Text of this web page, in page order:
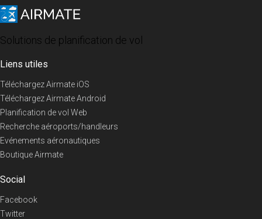
Solutions de planification de vol
Liens utiles
Téléchargez Airmate iOS
Téléchargez Airmate Android
Planification de vol Web
Recherche aéroports/handleurs
Evénements aéronautiques
Boutique Airmate
Social
Facebook
Twitter